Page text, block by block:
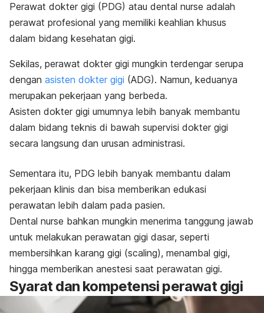
Perawat dokter gigi (PDG) atau dental nurse adalah
perawat profesional yang memiliki keahlian khusus
dalam bidang kesehatan gigi.
Sekilas, perawat dokter gigi mungkin terdengar serupa
dengan asisten dokter gigi (ADG). Namun, keduanya
merupakan pekerjaan yang berbeda.
Asisten dokter gigi umumnya lebih banyak membantu
dalam bidang teknis di bawah supervisi dokter gigi
secara langsung dan urusan administrasi.
Sementara itu, PDG lebih banyak membantu dalam
pekerjaan klinis dan bisa memberikan edukasi
perawatan lebih dalam pada pasien.
Dental nurse bahkan mungkin menerima tanggung jawab
untuk melakukan perawatan gigi dasar, seperti
membersihkan karang gigi (scaling), menambal gigi,
hingga memberikan anestesi saat perawatan gigi.
Syarat dan kompetensi perawat gigi